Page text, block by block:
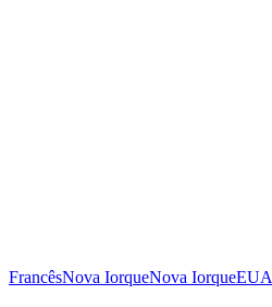
FrancêsNova IorqueNova IorqueEUA